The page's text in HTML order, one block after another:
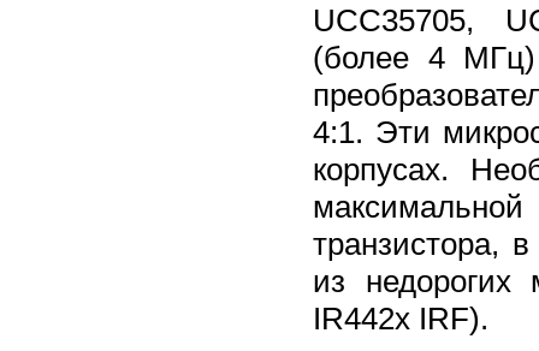
UCC35705,
(более 4 МГц)
4:1. Эти
корпусах.
транзистора,
из недорогих
IR442x IRF).